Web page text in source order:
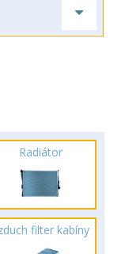
Radiátor
filter kabíny